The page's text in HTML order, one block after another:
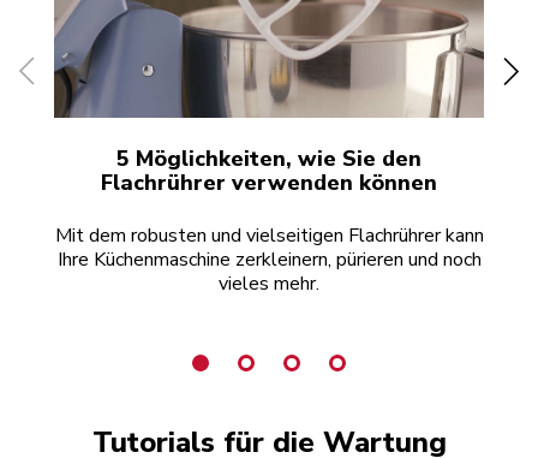
5 Möglichkeiten, wie Sie den
Flachrührer verwenden können
Mit dem robusten und vielseitigen Flachrührer kann
Ihre Küchenmaschine zerkleinern, pürieren und noch
vieles mehr.
Tutorials für die Wartung